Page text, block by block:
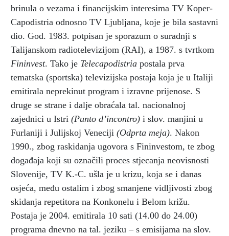
brinula o vezama i financijskim interesima TV Koper-
Capodistria odnosno TV Ljubljana, koje je bila sastavni
dio. God. 1983. potpisan je sporazum o suradnji s
Talijanskom radiotelevizijom (RAI), a 1987. s tvrtkom
Fininvest. Tako je Telecapodistria postala prva
tematska (sportska) televizijska postaja koja je u Italiji
emitirala neprekinut program i izravne prijenose. S
druge se strane i dalje obraćala tal. nacionalnoj
zajednici u Istri (Punto d’incontro) i slov. manjini u
Furlaniji i Julijskoj Veneciji (Odprta meja). Nakon
1990., zbog raskidanja ugovora s Fininvestom, te zbog
događaja koji su označili proces stjecanja neovisnosti
Slovenije, TV K.-C. ušla je u krizu, koja se i danas
osjeća, među ostalim i zbog smanjene vidljivosti zbog
skidanja repetitora na Konkonelu i Belom križu.
Postaja je 2004. emitirala 10 sati (14.00 do 24.00)
programa dnevno na tal. jeziku – s emisijama na slov.